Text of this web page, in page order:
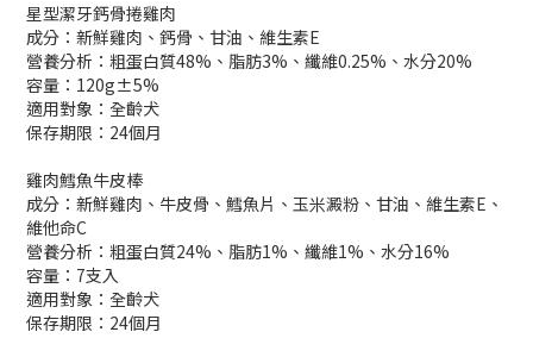
星型潔牙鈣骨捲雞肉
成分：新鮮雞肉、鈣骨、甘油、維生素E
營養分析：粗蛋白質48%、脂肪3%、纖維0.25%、水分20%
容量：120g±5%
適用對象：全齡犬
保存期限：24個月
雞肉鱈魚牛皮棒
成分：新鮮雞肉、牛皮骨、鱈魚片、玉米澱粉、甘油、維生素E、
維他命C
營養分析：粗蛋白質24%、脂肪1%、纖維1%、水分16%
容量：7支入
適用對象：全齡犬
保存期限：24個月